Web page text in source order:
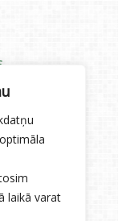
laikā varat